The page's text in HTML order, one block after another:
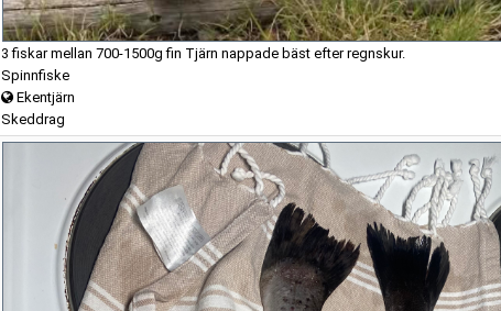
3 fiskar mellan 700-1500g fin Tjärn nappade bäst efter regnskur.
Spinnfiske
Ekentjärn
Skeddrag